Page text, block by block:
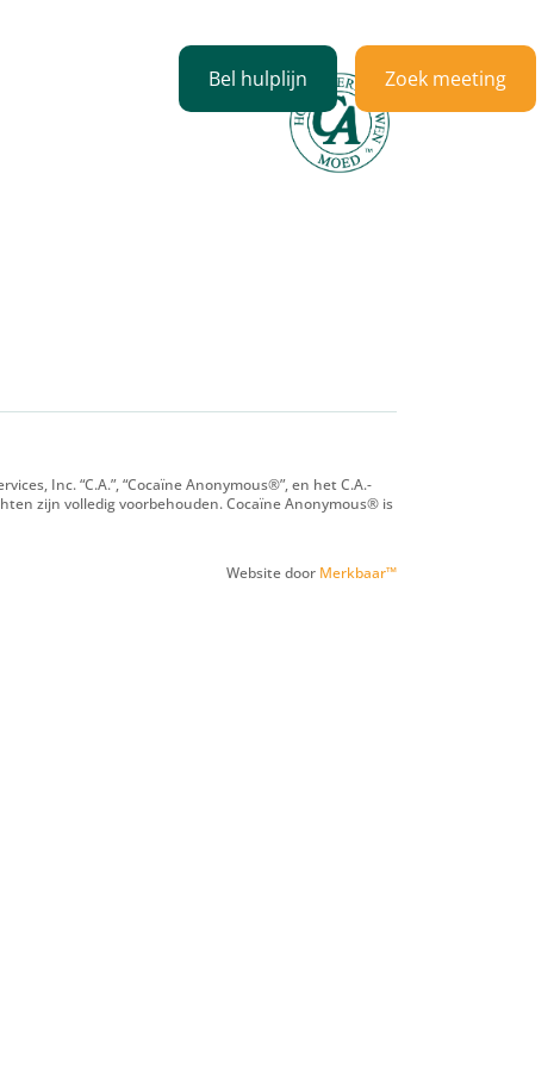
Bel hulplijn Zoek meeting
Inc. “C.A.”, “Cocaïne Anonymous®”, en het C.A.-
zijn volledig voorbehouden. Cocaïne Anonymous® is
Website door Merkbaar™